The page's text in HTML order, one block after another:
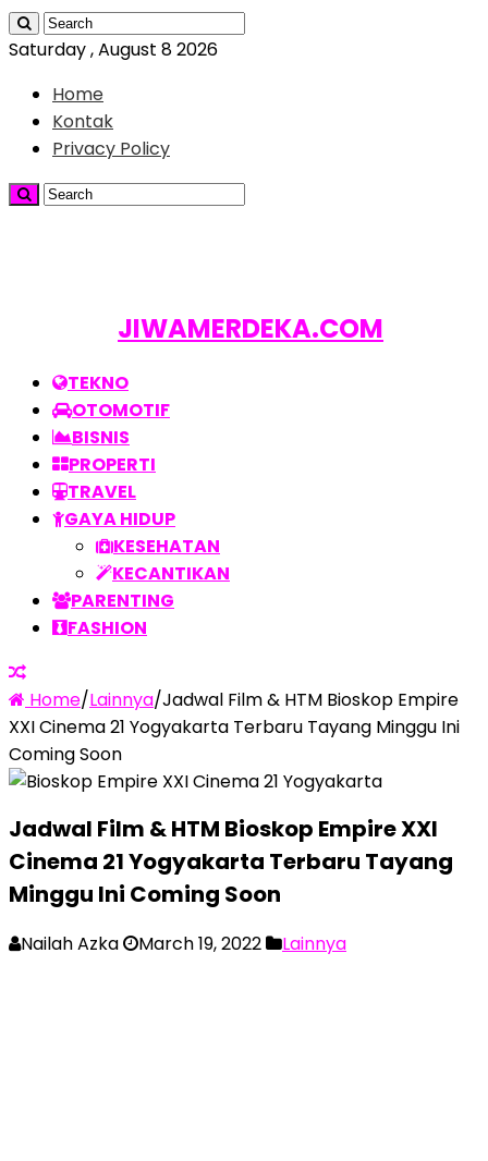
Saturday , August 8 2026
Home
Kontak
Privacy Policy
JIWAMERDEKA.COM
TEKNO
OTOMOTIF
BISNIS
PROPERTI
TRAVEL
GAYA HIDUP
KESEHATAN
KECANTIKAN
PARENTING
FASHION
Home/Lainnya/Jadwal Film & HTM Bioskop Empire
XXI Cinema 21 Yogyakarta Terbaru Tayang Minggu Ini
Coming Soon
Jadwal Film & HTM Bioskop Empire XXI
Cinema 21 Yogyakarta Terbaru Tayang
Minggu Ini Coming Soon
Nailah Azka March 19, 2022 Lainnya